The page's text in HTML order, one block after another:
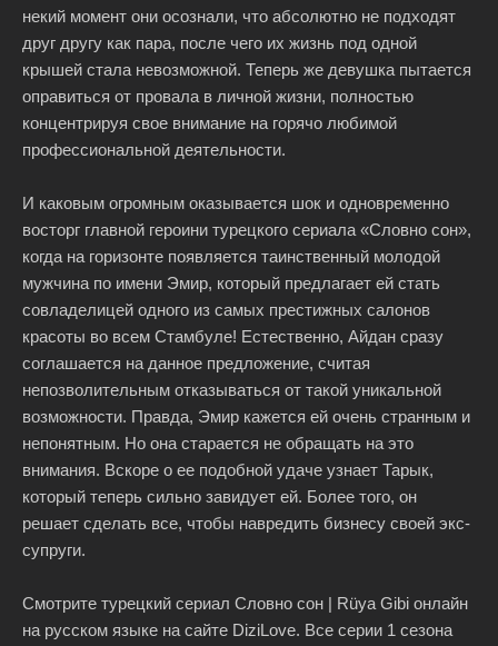
некий момент они осознали, что абсолютно не подходят
друг другу как пара, после чего их жизнь под одной
крышей стала невозможной. Теперь же девушка пытается
оправиться от провала в личной жизни, полностью
концентрируя свое внимание на горячо любимой
профессиональной деятельности.
И каковым огромным оказывается шок и одновременно
восторг главной героини турецкого сериала «Словно сон»,
когда на горизонте появляется таинственный молодой
мужчина по имени Эмир, который предлагает ей стать
совладелицей одного из самых престижных салонов
красоты во всем Стамбуле! Естественно, Айдан сразу
соглашается на данное предложение, считая
непозволительным отказываться от такой уникальной
возможности. Правда, Эмир кажется ей очень странным и
непонятным. Но она старается не обращать на это
внимания. Вскоре о ее подобной удаче узнает Тарык,
который теперь сильно завидует ей. Более того, он
решает сделать все, чтобы навредить бизнесу своей экс-
супруги.
Смотрите турецкий сериал Словно сон | Rüya Gibi онлайн
на русском языке на сайте DiziLove. Все серии 1 сезона